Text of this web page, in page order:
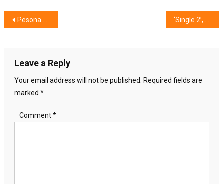
Post
Pesona Balutan Busana Kain Tenun & Bordir ‘Single 2’, Gaya ‘Cantik’ Melepas Jomblo
Leave a Reply
Your email address will not be published. Required fields are
marked *
Comment*